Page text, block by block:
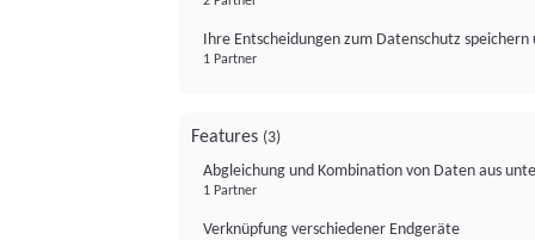
Ihre Entscheidungen zum Datenschutz
1 Partner
Features (3)
Abgleichung und Kombination von Daten aus
1 Partner
Verknüpfung verschiedener Endgeräte